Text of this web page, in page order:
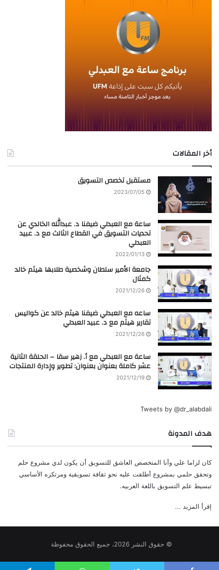
أخر المقالات
مستقبل تخصص التسويق
2023/07/05
ساعة مع العبدلي ضيفنا د. عبدالله الخالدي عن
تحديات التسويق في القطاع الثالث مع د. عبيد
العبدلي
2022/01/13
جامعة الأمير سلطان وشخصية طلابها هيثم خالد
كمثال
2021/12/26
ساعه مع العبدلي ضيفنا هيثم خالد عن كواليس
تقارير هيثم مع د. عبيد العبدلي
2021/12/26
ساعة مع العبدلي مع أ. زهير سقا – الحلقة الثانية
عشر كاملة بعنوان بعنوان: تطوير وإدارة المنتجات
2021/12/19
Tweets by @dr_alabdali
هدف المدونة
كان لزاما علي وأنا المتخصص العاشق للتسويق أن يكون لدي مشروع حلم
وتحقق حلمي بمشروع أطلقت عليه نحو ثقافة تسويقية ومرتكزه الأساسي
تبسيط علم التسويق باللغة العربيه.
إقرأ المزيد ...
© حقوق النشر 2026، جميع الحقوق محفوظة